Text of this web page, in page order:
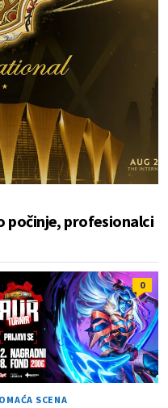
počinje, profesionalci
0
SCENA